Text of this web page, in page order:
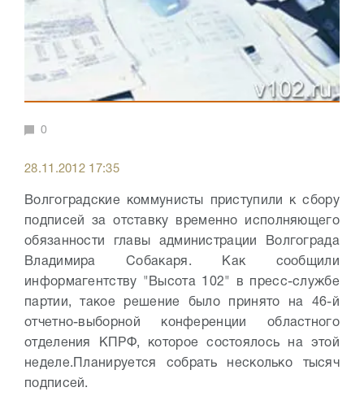
0
28.11.2012 17:35
Волгоградские коммунисты приступили к сбору
подписей за отставку временно исполняющего
обязанности главы администрации Волгограда
Владимира Собакаря. Как сообщили
информагентству "Высота 102" в пресс-службе
партии, такое решение было принято на 46-й
отчетно-выборной конференции областного
отделения КПРФ, которое состоялось на этой
неделе. Планируется собрать несколько тысяч
подписей.